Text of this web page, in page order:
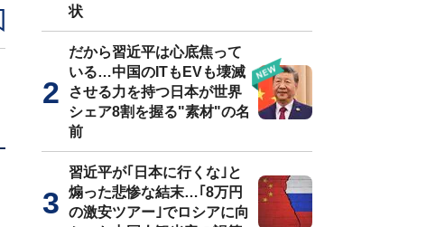
状
だから習近平は心底焦って
いる…中国のITもEVも壊滅
させる力を持つ日本が世界
シェア8割を握る"素材"の名
前
習近平が｢日本に行くな｣と
煽った悲惨な結末…｢8万円
の激安ツアー｣でロシアに向